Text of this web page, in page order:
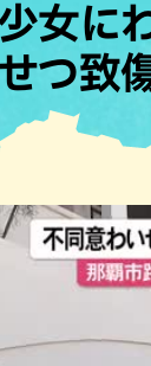
体験
子ども
自然
女に
つ